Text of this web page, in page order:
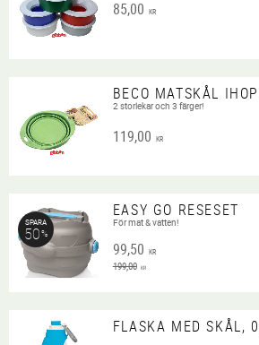
85,00 KR
BECO MATSKÅL
2 storlekar och 3 färger!
119,00 KR
EASY GO RESESET
För mat & vatten!
99,50 KR
199,00 KR
SPARA
50%
FLASKA MED SKÅL,